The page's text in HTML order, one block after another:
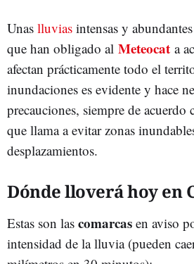
Unas lluvias intensas y
que han obligado al Meteocat a
afectan prácticamente todo el
inundaciones es evidente y hace
precauciones, siempre de acuerdo
que llama a evitar zonas
desplazamientos.
Dónde lloverá hoy en
Estas son las comarcas en aviso
intensidad de la lluvia (pueden